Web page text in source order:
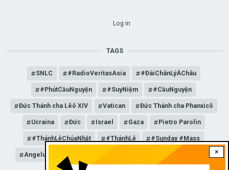
×
Log in
TAGS
SNLC #RadioVeritasAsia #ĐàiChânLýÁChâu
#PhútCầuNguyện #SuyNiệm #CầuNguyện
Đức Thánh cha Lêô XIV Vatican Đức Thánh cha Phanxicô
Ucraina Đức Israel Gaza Pietro Parolin
#ThánhLễChúaNhật #ThánhLễ #Sunday #Mass
Angelus Đức Giáo hoàng Lêô XIV General Audience